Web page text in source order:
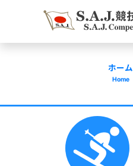
ホーム
Home